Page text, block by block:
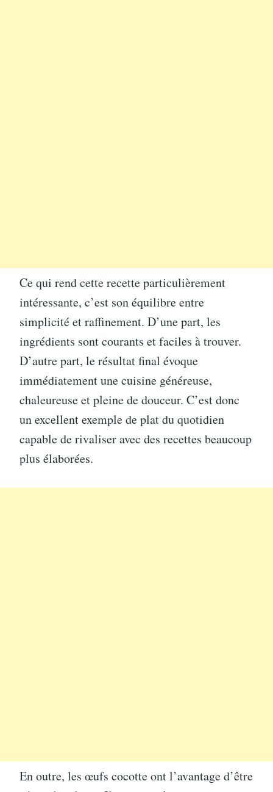
Ce qui rend cette recette particulièrement
intéressante, c’est son équilibre entre
simplicité et raffinement. D’une part, les
ingrédients sont courants et faciles à trouver.
D’autre part, le résultat final évoque
immédiatement une cuisine généreuse,
chaleureuse et pleine de douceur. C’est donc
un excellent exemple de plat du quotidien
capable de rivaliser avec des recettes beaucoup
plus élaborées.
En outre, les œufs cocotte ont l’avantage d’être